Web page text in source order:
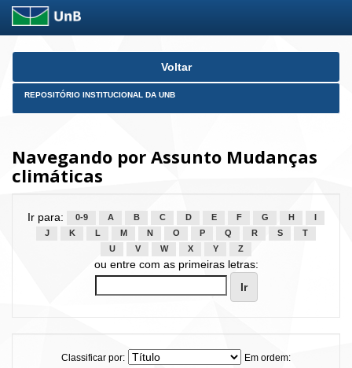
Skip
Voltar
REPOSITÓRIO INSTITUCIONAL DA UNB
Navegando por Assunto Mudanças
climáticas
Ir para: 0-9 A B C D E F G H
J
K L M N O P Q R S
T
U
V W X Y Z
ou entre com as primeiras letras:
Classificar por:
Em ordem: